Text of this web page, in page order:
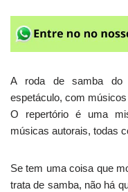
A roda de samba do
espetáculo, com
O repertório é uma
músicas autorais, todas
Se tem uma coisa que
trata de samba, não há